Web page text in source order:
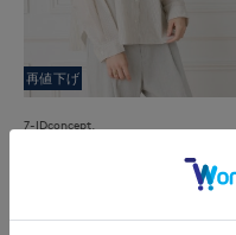
再値下げ
7-IDconcept.
40%